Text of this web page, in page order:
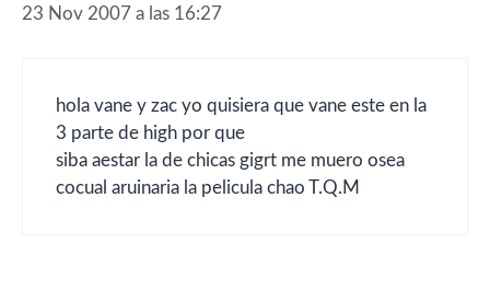
23 Nov 2007 a las 16:27
hola vane y zac yo quisiera que vane este en la
3 parte de high por que
siba aestar la de chicas gigrt me muero osea
cocual aruinaria la pelicula chao T.Q.M